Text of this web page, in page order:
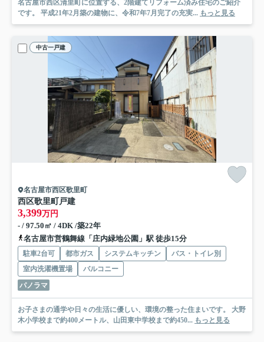
名古屋市西区清里町に位置する、2階建てリフォーム済み住宅のご紹介
です。 平成21年2月築の建物に、令和7年7月完了の充実... もっと見る
中古一戸建
名古屋市西区歌里町
西区歌里町戸建
3,399万円
- / 97.50㎡ / 4DK /築22年
名古屋市営鶴舞線「庄内緑地公園」駅 徒歩15分
駐車2台可 都市ガス システムキッチン
バス・トイレ別
室内洗濯機置場
バルコニー
パノラマ
お子さまの通学や日々の生活に優しい、環境の整った住まいです。 大野
木小学校まで約400メートル、山田東中学校まで約450... もっと見る